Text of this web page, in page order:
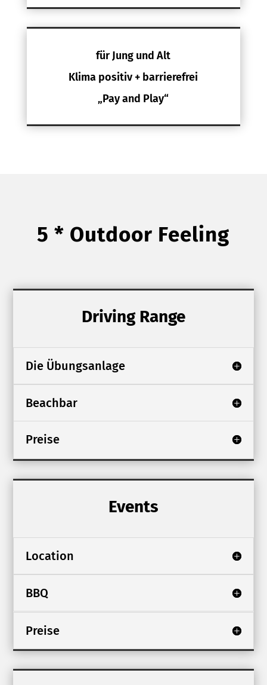
für Jung und Alt
Klima positiv + barrierefrei
„Pay and Play“
5 * Outdoor Feeling
Driving Range
Die Übungsanlage
Beachbar
Preise
Events
Location
BBQ
Preise